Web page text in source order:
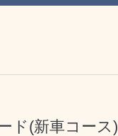
ド(新車コー